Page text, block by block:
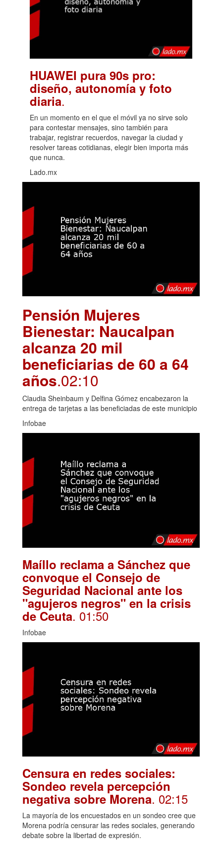
HUAWEI pura 90s pro:
diseño, autonomía y foto
diaria.
En un momento en el que el móvil ya no sirve solo
para contestar mensajes, sino también para
trabajar, registrar recuerdos, navegar la ciudad y
resolver tareas cotidianas, elegir bien importa más
que nunca.
Lado.mx
Pensión Mujeres
Bienestar: Naucalpan
alcanza 20 mil
beneficiarias de 60 a 64
años.02:10
Claudia Sheinbaum y Delfina Gómez encabezaron la
entrega de tarjetas a las beneficiadas de este municipio
Infobae
Maíllo reclama a Sánchez que
convoque el Consejo de
Seguridad Nacional ante los
"agujeros negros" en la crisis
de Ceuta. 01:50
Infobae
Censura en redes sociales:
Sondeo revela percepción
negativa sobre Morena. 02:15
La mayoría de los encuestados en un sondeo cree que
Morena podría censurar las redes sociales, generando
debate sobre la libertad de expresión.